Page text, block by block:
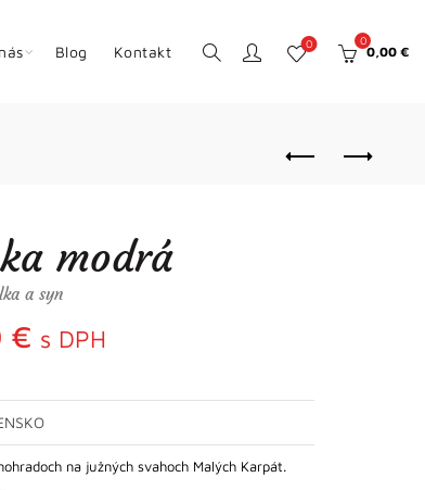
Blog Kontakt 0 0
0,00 €
modrá
a syn
€ s DPH
na južných svahoch Malých Karpát.